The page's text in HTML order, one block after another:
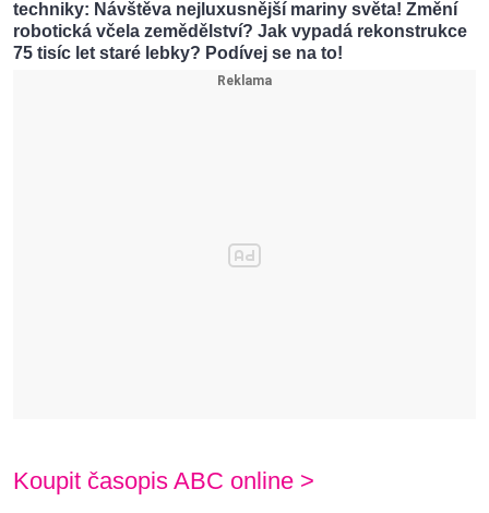
techniky: Návštěva nejluxusnější mariny světa! Změní
robotická včela zemědělství? Jak vypadá rekonstrukce
75 tisíc let staré lebky? Podívej se na to!
Koupit časopis ABC online >